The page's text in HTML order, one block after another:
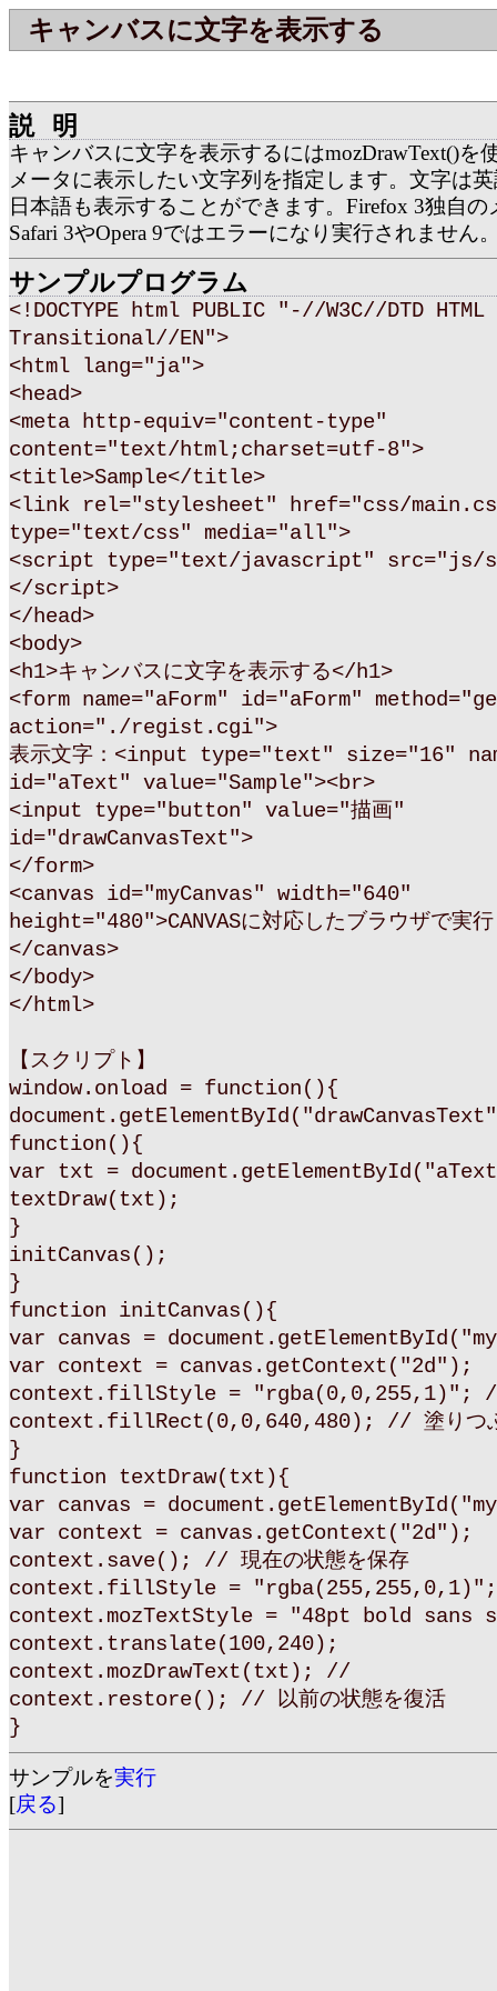
キャンバスに文字を表示する
説明
キャンバスに文字を表示するにはmozDrawText()を
メータに表示したい文字列を指定します。文字は
日本語も表示することができます。Firefox 3独自
Safari 3やOpera 9ではエラーになり実行されません
サンプルプログラム
<!DOCTYPE html PUBLIC "-//W3C//DTD
Transitional//EN">
<html lang="ja">
<head>
<meta http-equiv="content-type"
content="text/html;charset=utf-8">
<title>Sample</title>
<link rel="stylesheet" href="css/
type="text/css" media="all">
<script type="text/javascript" src="js/
</script>
</head>
<body>
<h1>キャンバスに文字を表示する</h1>
<form name="aForm" id="aForm"
action="./regist.cgi">
表示文字：<input type="text" size="16"
id="aText" value="Sample"><br>
<input type="button" value="描画"
id="drawCanvasText">
</form>
<canvas id="myCanvas" width="640"
height="480">CANVASに対応したブラウザで実
</canvas>
</body>
</html>
【スクリプト】
window.onload = function(){
function(){
var txt =
textDraw(txt);
}
initCanvas();
}
function initCanvas(){
var canvas =
var context = canvas.getContext("2d");
context.fillStyle = "rgba(0,0,255,1)"; //
context.fillRect(0,0,640,480); // 塗りつ
}
function textDraw(txt){
var canvas =
var context = canvas.getContext("2d");
context.save(); // 現在の状態を保存
context.fillStyle = "rgba(255,255,0,1)";
context.mozTextStyle = "48pt bold
context.translate(100,240);
context.mozDrawText(txt); //
context.restore(); // 以前の状態を復活
}
サンプルを実行
[戻る]